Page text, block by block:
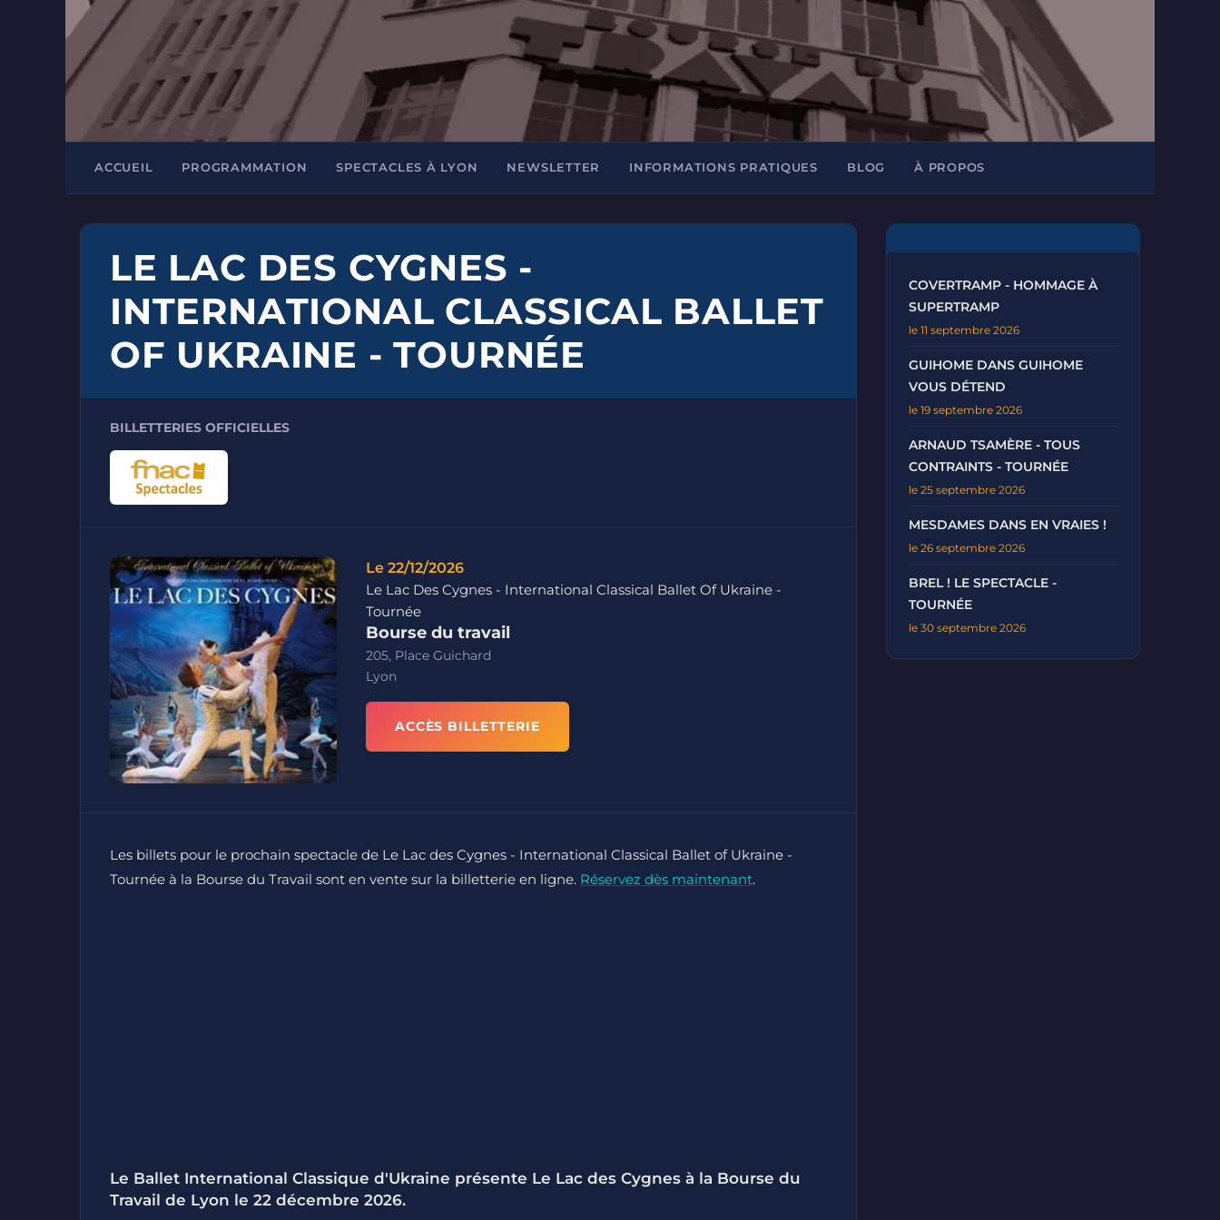
ACCUEIL PROGRAMMATION SPECTACLES À LYON NEWSLETTER INFORMATIONS PRATIQUES BLOG À PROPOS
LE LAC DES CYGNES -
INTERNATIONAL CLASSICAL BALLET
OF UKRAINE - TOURNÉE
BILLETTERIES OFFICIELLES
Le 22/12/2026
Le Lac Des Cygnes - International Classical Ballet Of Ukraine -
Tournée
Bourse du travail
205, Place Guichard
Lyon
ACCÈS BILLETTERIE
Les billets pour le prochain spectacle de Le Lac des Cygnes - International Classical Ballet of Ukraine -
Tournée à la Bourse du Travail sont en vente sur la billetterie en ligne. Réservez dès maintenant.
Le Ballet International Classique d'Ukraine présente Le Lac des Cygnes à la Bourse du
Travail de Lyon le 22 décembre 2026.
COVERTRAMP - HOMMAGE À
SUPERTRAMP
le 11 septembre 2026
GUIHOME DANS GUIHOME
VOUS DÉTEND
le 19 septembre 2026
ARNAUD TSAMÈRE - TOUS
CONTRAINTS - TOURNÉE
le 25 septembre 2026
MESDAMES DANS EN VRAIES !
le 26 septembre 2026
BREL ! LE SPECTACLE -
TOURNÉE
le 30 septembre 2026